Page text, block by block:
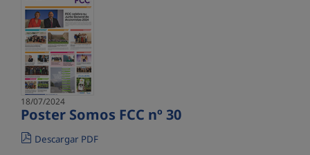
18/07/2024
Poster Somos FCC nº 30
Descargar PDF